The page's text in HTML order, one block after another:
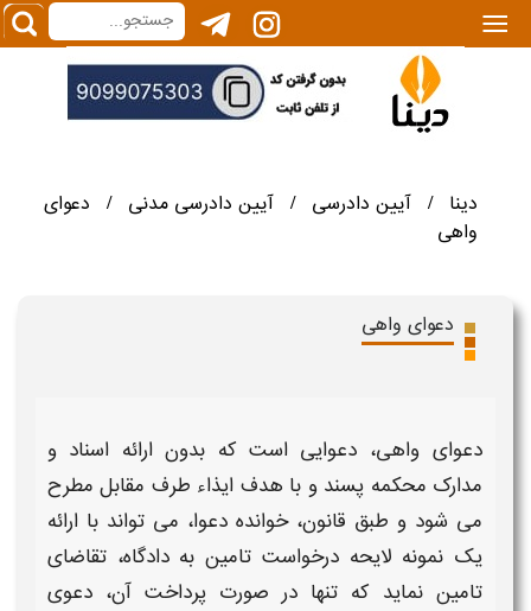
|||
دینا / آیین دادرسی / آیین دادرسی مدنی /
دعوای
واهی
دعوای واهی
دعوای واهی، دعوایی است که بدون ارائه اسناد و
مدارک محکمه پسند و با هدف ایذاء طرف مقابل مطرح
می شود و طبق قانون، خوانده دعوا، می تواند با ارائه
یک نمونه لایحه درخواست تامین به دادگاه، تقاضای
تامین نماید که تنها در صورت پرداخت آن، دعوی